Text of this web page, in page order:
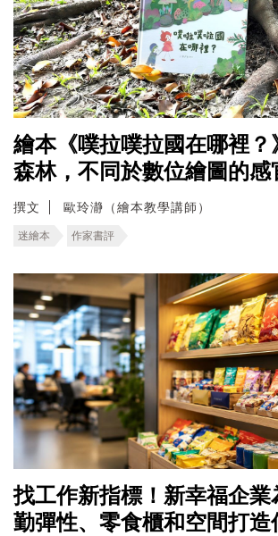
繪本《噗拉噗拉國在哪裡？
森林，不同於數位繪圖的感
撰文 歐玲瀞（繪本教學講師）
迷繪本 作家書評
找工作新指標！新幸福企業
勤彈性、零食櫃和空間打造